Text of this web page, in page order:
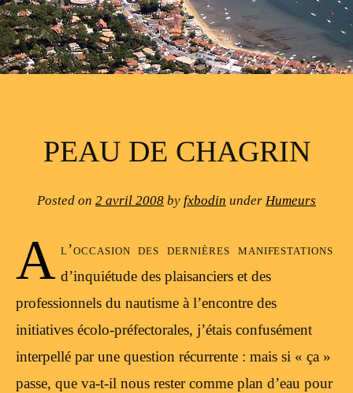
PEAU DE CHAGRIN
Posted on 2 avril 2008 by fxbodin under Humeurs
A l’occasion des dernières manifestations
d’inquiétude des plaisanciers et des
professionnels du nautisme à l’encontre des
initiatives écolo-préfectorales, j’étais confusément
interpellé par une question récurrente : mais si « ça »
passe, que va-t-il nous rester comme plan d’eau pour